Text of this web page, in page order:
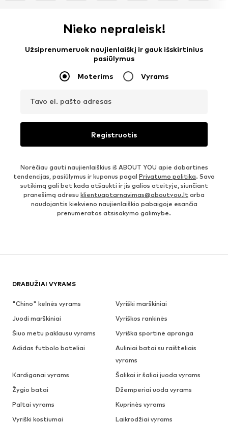
Nieko nepraleisk!
Užsiprenumeruok naujienlaiškį ir gauk išskirtinius
pasiūlymus
Moterims Vyrams
Tavo el. pašto adresas
Registruotis
Norėčiau gauti naujienlaiškius iš ABOUT YOU apie dabartines
tendencijas, pasiūlymus ir kuponus pagal Privatumo politika. Savo
sutikimą gali bet kada atšaukti ir jis galios ateityje, siunčiant
pranešimą adresu klientuaptarnavimas@aboutyou.lt arba
naudojantis kiekvieno naujienlaiškio pabaigoje esančia
prenumeratos atsisakymo galimybe.
DRABUŽIAI VYRAMS
"Chino" kelnės vyrams
Vyriški marškiniai
Juodi marškiniai
Vyriškos rankinės
Šiuo metu paklausu vyrams
Vyriška sportinė apranga
Adidas futbolo bateliai
Auliniai batai su raišteliais
vyrams
Kardiganai vyrams
Šalikai ir šaliai juoda vyrams
Žygio batai
Džemperiai uoda vyrams
Paltai vyrams
Kuprinės vyrams
Vyriški kostiumai
Laikrodžiai vyrams